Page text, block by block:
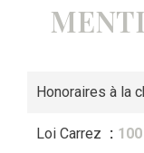
Honoraires à la
Loi Carrez